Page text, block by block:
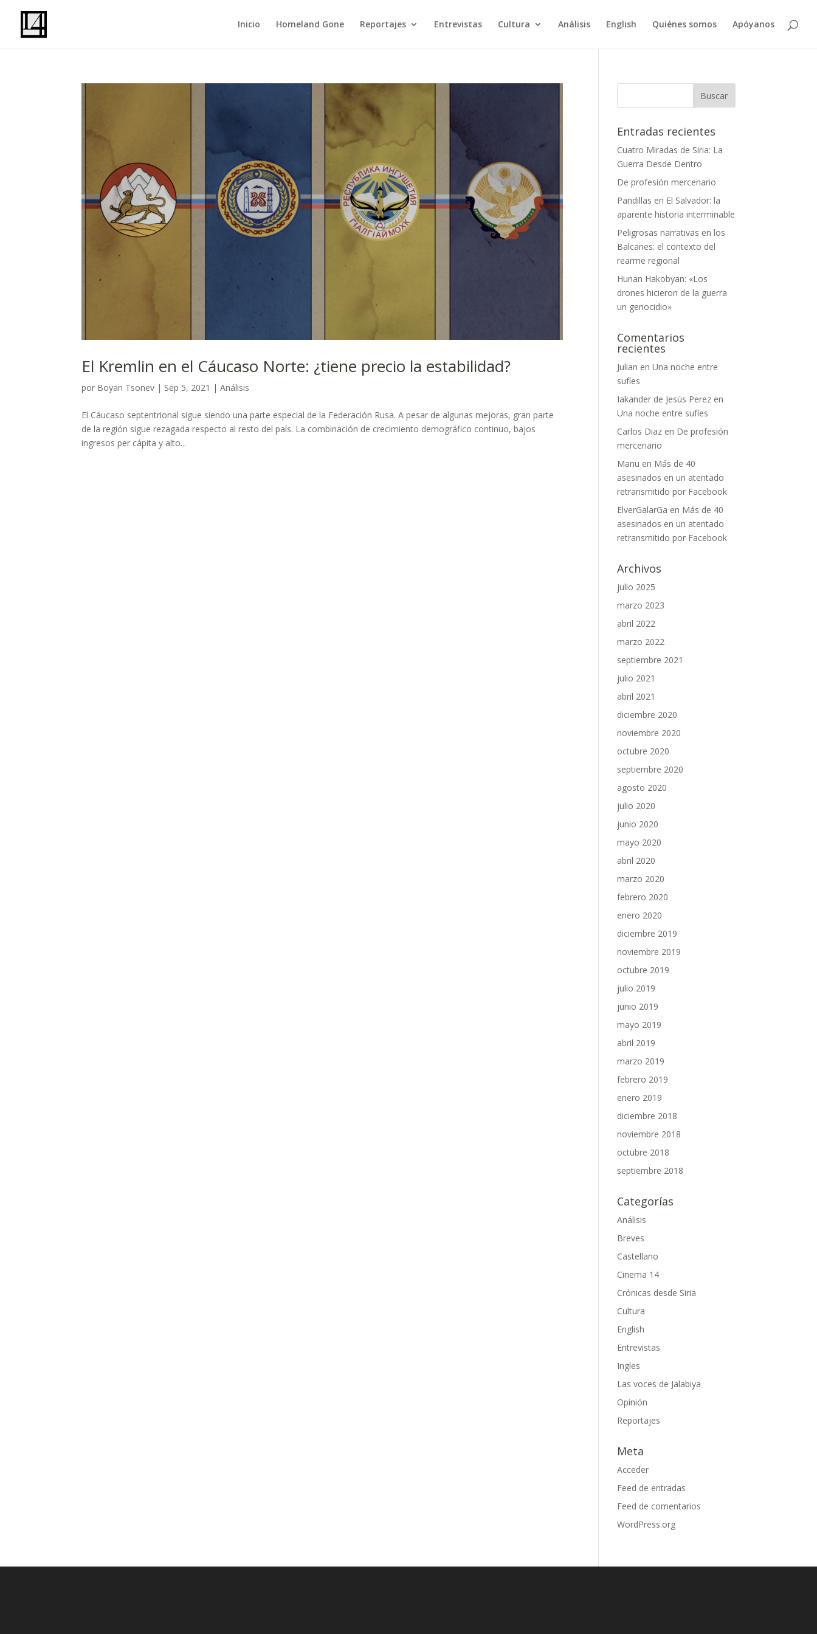
Inicio Homeland Gone Reportajes Entrevistas Cultura Análisis English Quiénes somos Apóyanos
El Kremlin en el Cáucaso Norte: ¿tiene precio la estabilidad?
por Boyan Tsonev | Sep 5, 2021 |Análisis
El Cáucaso septentrional sigue siendo una parte especial de la Federación Rusa. A pesar de algunas mejoras, gran parte
de la región sigue rezagada respecto al resto del país. La combinación de crecimiento demográfico continuo, bajos
ingresos per cápita y alto...
Entradas recientes
Cuatro Miradas de Siria: La
Guerra Desde Dentro
De profesión mercenario
Pandillas en El Salvador: la
aparente historia interminable
Peligrosas narrativas en los
Balcanes: el contexto del
rearme regional
Hunan Hakobyan: «Los
drones hicieron de la guerra
un genocidio»
Comentarios
recientes
Julian enUna noche entre
sufíes
Iakander de Jesús Perez en
Una noche entre sufíes
Carlos Diaz en De profesión
mercenario
Manu en Más de 40
asesinados en un atentado
retransmitido por Facebook
ElverGalarGa en Más de 40
asesinados en un atentado
retransmitido por Facebook
Archivos
julio 2025
marzo 2023
abril 2022
marzo 2022
septiembre 2021
julio 2021
abril 2021
diciembre 2020
noviembre 2020
octubre 2020
septiembre 2020
agosto 2020
julio 2020
junio 2020
mayo 2020
abril 2020
marzo 2020
febrero 2020
enero 2020
diciembre 2019
noviembre 2019
octubre 2019
julio 2019
junio 2019
mayo 2019
abril 2019
marzo 2019
febrero 2019
enero 2019
diciembre 2018
noviembre 2018
octubre 2018
septiembre 2018
Categorías
Análisis
Breves
Castellano
Cinema 14
Crónicas desde Siria
Cultura
English
Entrevistas
Ingles
Las voces de Jalabiya
Opinión
Reportajes
Meta
Acceder
Feed de entradas
Feed de comentarios
WordPress.org